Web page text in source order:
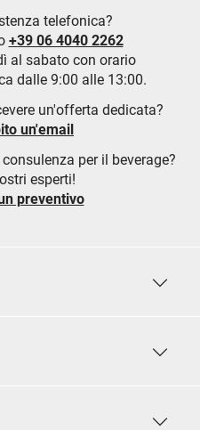
telefonica?
+39 06 4040 2262
al sabato con orario
dalle 9:00 alle 13:00.
un'offerta dedicata?
un'email
per il beverage?
esperti!
preventivo